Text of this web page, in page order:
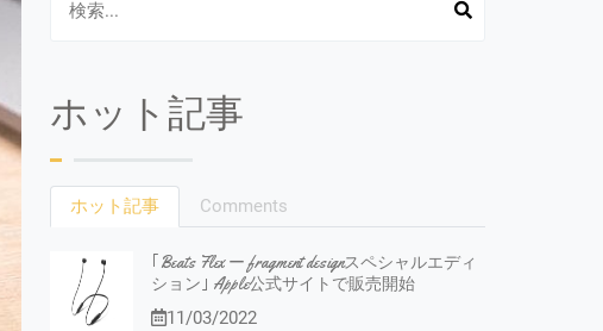
ホット記事
ホット記事 Comments
｢Beats Flex ー fragment designスペシャルエディ
ション｣ Apple公式サイトで販売開始
11/03/2022